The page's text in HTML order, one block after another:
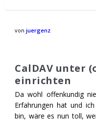
von juergenz
CalDAV unter
einrichten
Da wohl offenkundig
Erfahrungen hat und
bin, wäre es nun toll,